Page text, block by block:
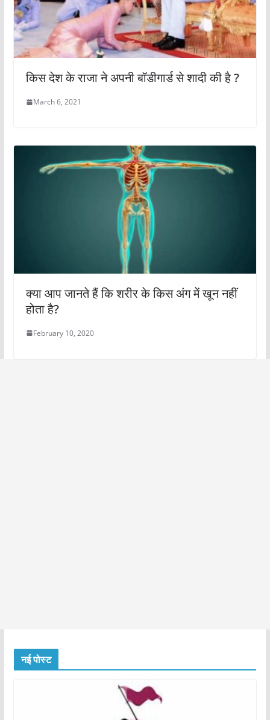
किस देश के राजा ने अपनी बॉडीगार्ड से शादी की है ?
March 6, 2021
क्या आप जानते हैं कि शरीर के किस अंग में खून नहीं
होता है?
February 10, 2020
नई पोस्ट